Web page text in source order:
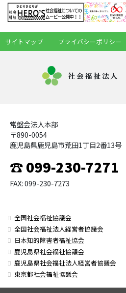
サイトマップ プライバシーポリシー
社会福祉法人
常盤会法人本部
〒890-0054
鹿児島県鹿児島市荒田1丁目2番13号
☎ 099-230-7271
FAX: 099-230-7273
全国社会福祉協議会
全国社会福祉法人経営者協議会
日本知的障害者福祉協会
鹿児島県社会福祉協議会
鹿児島県社会福祉法人経営者協議会
東京都社会福祉協議会